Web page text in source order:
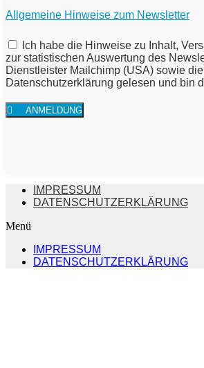
Allgemeine Hinweise zum Newsletter
Ich habe die Hinweise zu Inhalt,
zur statistischen Auswertung des
Dienstleister Mailchimp (USA) sowie die
Datenschutzerklärung gelesen und bin
ANMELDUNG
IMPRESSUM
DATENSCHUTZERKLÄRUNG
Menü
IMPRESSUM
DATENSCHUTZERKLÄRUNG